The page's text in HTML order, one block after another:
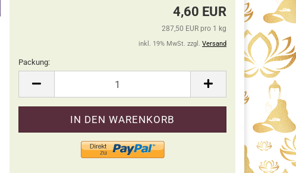
4,60 EUR
287,50 EUR pro 1 kg
inkl. 19% MwSt. zzgl. Versand
Packung:
Packung